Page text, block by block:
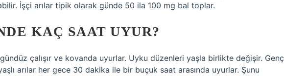
İşçi arılar tipik olarak günde 50 ila 100 mg bal toplar.
KAÇ SAAT UYUR?
çalışır ve kovanda uyurlar. Uyku düzenleri yaşla birlikte değişir. Genç
arılar her gece 30 dakika ile bir buçuk saat arasında uyurlar. Şunu